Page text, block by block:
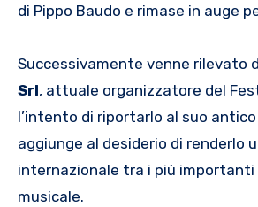
di Pippo Baudo e rimase in auge
Successivamente venne rilevato
Srl, attuale organizzatore del
l’intento di riportarlo al suo
aggiunge al desiderio di renderlo
internazionale tra i più importanti
musicale.